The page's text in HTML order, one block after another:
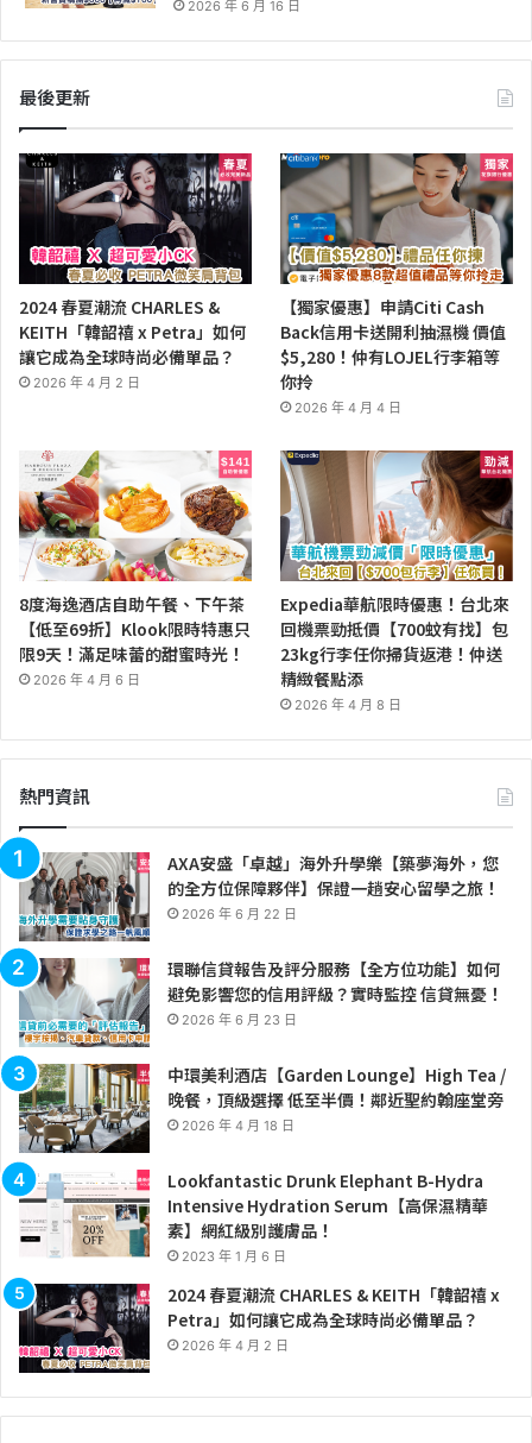
2026 年 6 月 16 日
最後更新
2024 春夏潮流 CHARLES &
KEITH「韓韶禧 x Petra」如何
讓它成為全球時尚必備單品？
2026 年 4 月 2 日
【獨家優惠】申請Citi Cash
Back信用卡送開利抽濕機 價值
$5,280！仲有LOJEL行李箱等
你拎
2026 年 4 月 4 日
8度海逸酒店自助午餐、下午茶
【低至69折】Klook限時特惠只
限9天！滿足味蕾的甜蜜時光！
2026 年 4 月 6 日
Expedia華航限時優惠！台北來
回機票勁抵價【700蚊有找】包
23kg行李任你掃貨返港！仲送
精緻餐點添
2026 年 4 月 8 日
熱門資訊
AXA安盛「卓越」海外升學樂【築夢海外，您
的全方位保障夥伴】保證一趟安心留學之旅！
2026 年 6 月 22 日
環聯信貸報告及評分服務【全方位功能】如何
避免影響您的信用評級？實時監控 信貸無憂！
2026 年 6 月 23 日
中環美利酒店【Garden Lounge】High Tea /
晚餐，頂級選擇 低至半價！鄰近聖約翰座堂旁
2026 年 4 月 18 日
Lookfantastic Drunk Elephant B-Hydra
Intensive Hydration Serum【高保濕精華
素】網紅級別護膚品！
2023 年 1 月 6 日
2024 春夏潮流 CHARLES & KEITH「韓韶禧 x
Petra」如何讓它成為全球時尚必備單品？
2026 年 4 月 2 日